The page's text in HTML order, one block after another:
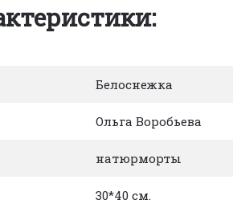
Белоснежка
Ольга Воробьева
натюрморты
30*40 см.